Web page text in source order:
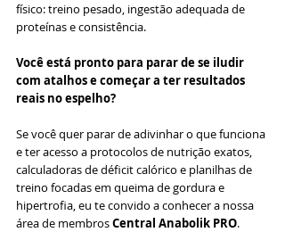
físico: treino pesado, ingestão adequada de
proteínas e consistência.
Você está pronto para parar de se iludir
com atalhos e começar a ter resultados
reais no espelho?
Se você quer parar de adivinhar o que funciona
e ter acesso a protocolos de nutrição exatos,
calculadoras de déficit calórico e planilhas de
treino focadas em queima de gordura e
hipertrofia, eu te convido a conhecer a nossa
área de membros Central Anabolik PRO.